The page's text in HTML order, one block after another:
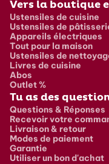
Vers la boutique
Ustensiles de cuisine
Ustensiles de
Appareils électriques
Tout pour la maison
Ustensiles de
Livres de cuisine
Abos
Outlet %
Tu as des
Questions & Réponses
Recevoir votre
Livraison & retour
Modes de paiement
Garantie
Utiliser un bon d'achat